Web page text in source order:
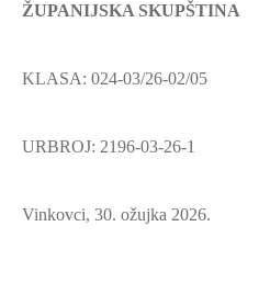
ŽUPANIJSKA SKUPŠTINA
KLASA: 024-03/26-02/05
URBROJ: 2196-03-26-1
Vinkovci, 30. ožujka 2026.